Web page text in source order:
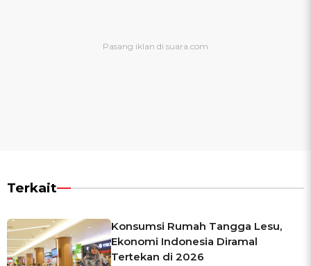
Terkait
Konsumsi Rumah Tangga Lesu,
Ekonomi Indonesia Diramal
Tertekan di 2026